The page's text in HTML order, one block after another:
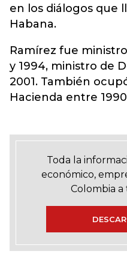
en los diálogos que
Habana.
Ramírez fue
y 1994, ministro de
2001. También
Hacienda entre 1990
Toda la
económico,
Colombia